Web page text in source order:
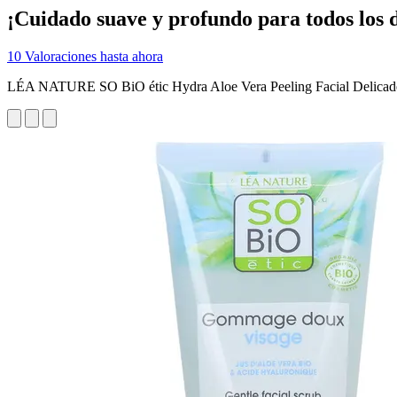
¡Cuidado suave y profundo para todos los
10 Valoraciones hasta ahora
LÉA NATURE SO BiO étic Hydra Aloe Vera Peeling Facial